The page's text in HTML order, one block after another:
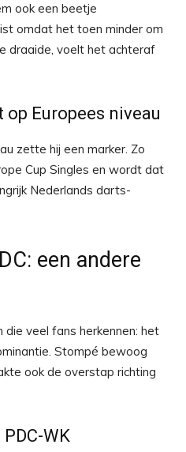
ook een beetje
omdat het toen minder om
draaide, voelt het achteraf
Europees niveau
zette hij een marker. Zo
Cup Singles en wordt dat
Nederlands darts-
een andere
veel fans herkennen: het
Stompé bewoog
ook de overstap richting
WK